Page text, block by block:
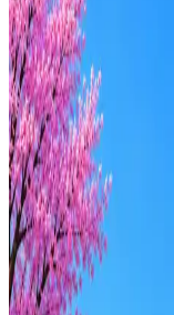
АО «ОТП Банк» (JSC
47 активных вакансий
Стратегия
AI